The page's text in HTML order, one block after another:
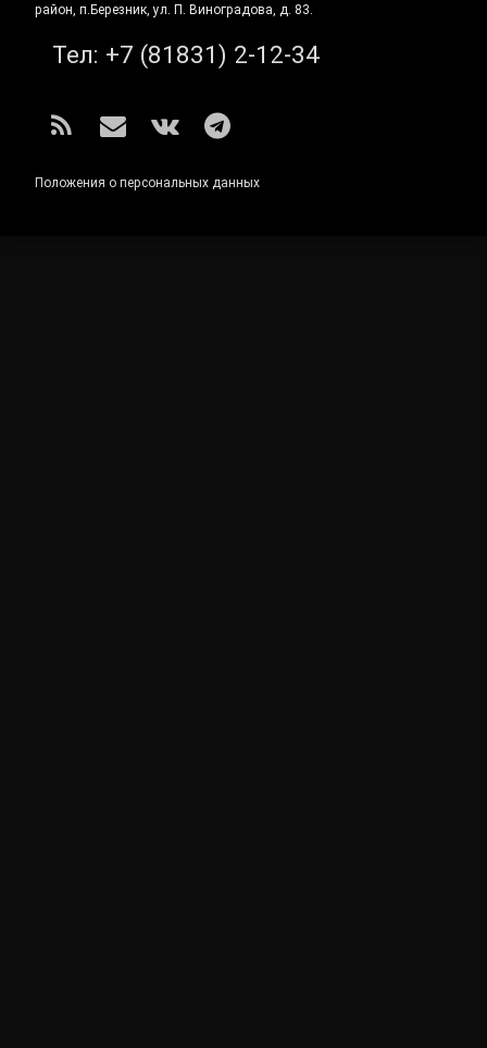
район, п.Березник, ул. П. Виноградова, д. 83.
Тел: +7 (81831) 2-12-34
RSS E-mailВКонтакте
Telegram
Положения о персональных данных